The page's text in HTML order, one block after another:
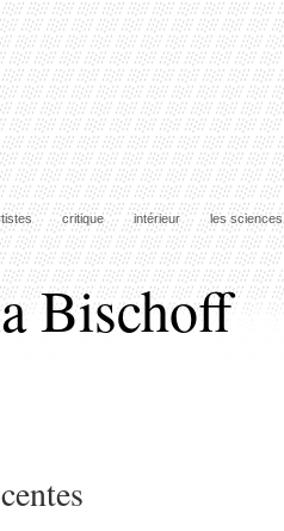
critique intérieur les sciences
Bischoff